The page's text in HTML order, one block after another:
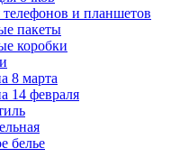
и планшетов
пакеты
коробки
8 марта
14 февраля
белье